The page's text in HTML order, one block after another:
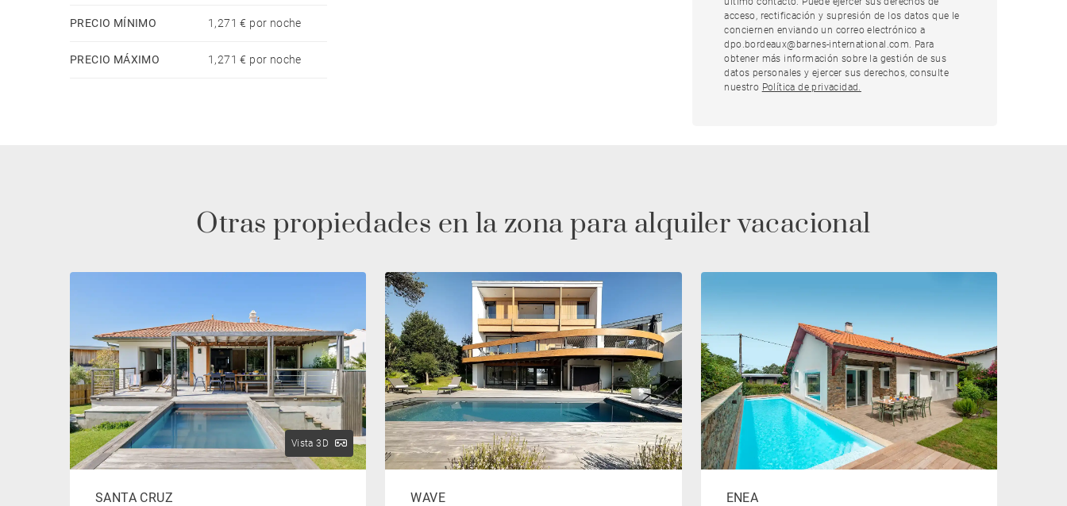
PRECIO MÍNIMO 1,271 € por noche
PRECIO MÁXIMO 1,271 € por noche
acceso, rectificación y supresión de los datos que le
conciernen enviando un correo electrónico a
dpo.bordeaux@barnes-international.com. Para
obtener más información sobre la gestión de sus
datos personales y ejercer sus derechos, consulte
nuestro Política de privacidad.
Otras propiedades en la zona para alquiler vacacional
Vista 3D
SANTA CRUZ
WAVE
ENEA